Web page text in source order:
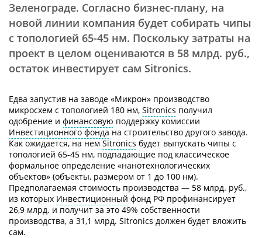
Зеленограде. Согласно бизнес-плану, на
новой линии компания будет собирать чипы
с топологией 65-45 нм. Поскольку затраты на
проект в целом оцениваются в 58 млрд. руб.,
остаток инвестирует сам Sitronics.
Едва запустив на заводе «Микрон» производство
микросхем с топологией 180 нм, Sitronics получил
одобрение и финансовую поддержку комиссии
Инвестиционного фонда на строительство другого завода.
Как ожидается, на нем Sitronics будет выпускать чипы с
топологией 65-45 нм, подпадающие под классическое
формальное определение «нанотехнологических
объектов» (объекты, размером от 1 до 100 нм).
Предполагаемая стоимость производства — 58 млрд. руб.,
из которых Инвестиционный фонд РФ профинансирует
26,9 млрд. и получит за это 49% собственности
производства, а 31,1 млрд. Sitronics должен будет вложить
сам.